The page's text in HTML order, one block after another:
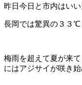
昨日今日と市内はい
長岡では驚異の３３℃
梅雨を超えて夏が来
にはアジサイが咲き